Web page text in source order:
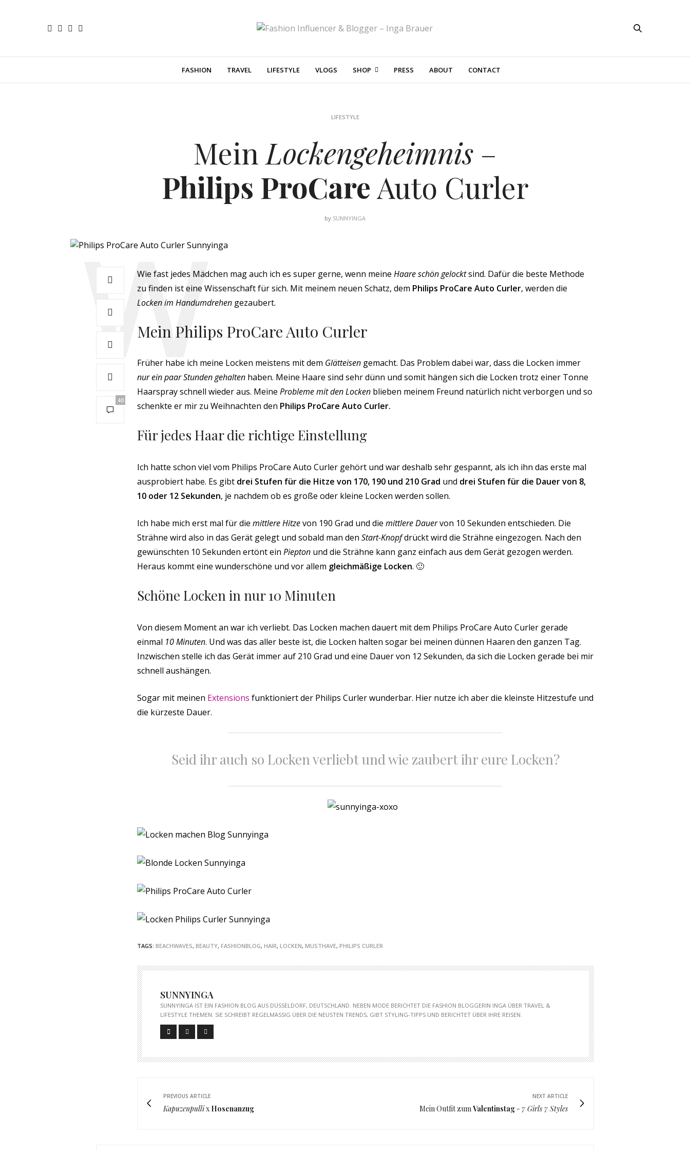
FASHION TRAVEL LIFESTYLE VLOGS SHOP PRESS ABOUT CONTACT
LIFESTYLE
Mein Lockengeheimnis –
Philips ProCareAuto Curler
by SUNNYINGA
40
Wie fast jedes Mädchen mag auch ich es super gerne, wenn meine Haare schön gelocktsind. Dafür die beste Methode
zu finden ist eine Wissenschaft für sich. Mit meinem neuen Schatz, dem Philips ProCare Auto Curler, werden die
Locken im Handumdrehen gezaubert.
Mein Philips ProCare Auto Curler
Früher habe ich meine Locken meistens mit dem Glätteisen gemacht. Das Problem dabei war, dass die Locken immer
nur ein paar Stunden gehalten haben. Meine Haare sind sehr dünn und somit hängen sich die Locken trotz einer Tonne
Haarspray schnell wieder aus. Meine Probleme mit den Locken blieben meinem Freund natürlich nicht verborgen und so
schenkte er mir zu Weihnachten den Philips ProCare Auto Curler.
Für jedes Haar die richtige Einstellung
Ich hatte schon viel vom Philips ProCare Auto Curler gehört und war deshalb sehr gespannt, als ich ihn das erste mal
ausprobiert habe. Es gibt drei Stufen für die Hitze von 170, 190 und 210 Grad und drei Stufen für die Dauer von 8,
10 oder 12 Sekunden, je nachdem ob es große oder kleine Locken werden sollen.
Ich habe mich erst mal für die mittlere Hitzevon 190 Grad und die mittlere Dauervon 10 Sekunden entschieden. Die
Strähne wird also in das Gerät gelegt und sobald man den Start-Knopfdrückt wird die Strähne eingezogen. Nach den
gewünschten 10 Sekunden ertönt ein Piepton und die Strähne kann ganz einfach aus dem Gerät gezogen werden.
Heraus kommt eine wunderschöne und vor allem gleichmäßige Locken. 🙂
Schöne Locken in nur 10 Minuten
Von diesem Moment an war ich verliebt. Das Locken machen dauert mit dem Philips ProCare Auto Curler gerade
einmal 10 Minuten. Und was das aller beste ist, die Locken halten sogar bei meinen dünnen Haaren den ganzen Tag.
Inzwischen stelle ich das Gerät immer auf 210 Grad und eine Dauer von 12 Sekunden, da sich die Locken gerade bei mir
schnell aushängen.
Sogar mit meinen Extensions funktioniert der Philips Curler wunderbar. Hier nutze ich aber die kleinste Hitzestufe und
die kürzeste Dauer.
Seid ihr auch so Locken verliebt und wie zaubert ihr eure Locken?
TAGS: BEACHWAVES, BEAUTY, FASHIONBLOG, HAIR, LOCKEN, MUSTHAVE, PHILIPS CURLER
SUNNYINGA
SUNNYINGA IST EIN FASHION BLOG AUS DÜSSELDORF, DEUTSCHLAND. NEBEN MODE BERICHTET DIE FASHION BLOGGERIN INGA ÜBER TRAVEL &
LIFESTYLE THEMEN. SIE SCHREIBT REGELMÄSSIG ÜBER DIE NEUSTEN TRENDS, GIBT STYLING-TIPPS UND BERICHTET ÜBER IHRE REISEN.
PREVIOUS ARTICLE
Kapuzenpullix Hosenanzug
NEXT ARTICLE
Mein Outfit zum Valentinstag- 7 Girls 7 Styles